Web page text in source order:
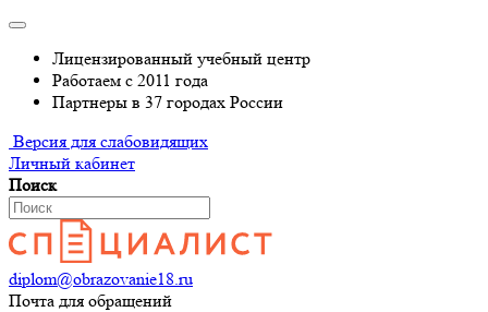
Лицензированный учебный центр
Работаем с 2011 года
Партнеры в 37 городах России
Версия для слабовидящих
Личный кабинет
Поиск
diplom@obrazovanie18.ru
Почта для обращений